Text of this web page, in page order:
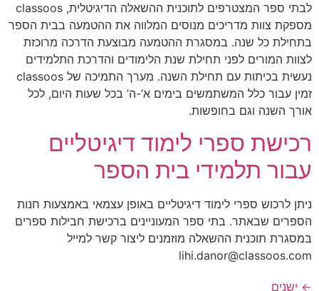
לבתי ספר המצטרפים לתוכנית ההשאלה הדיגיטלית, classoos
מספקת צוות מדריכים מנוסים המלווה את ההטמעה בבית הספר
בתחילת כל שנה. במסגרת ההטמעה מבוצעת הדרכה מרוכזת
לצוות המורים לפני תחילת שנת הלימודים והדרכת התלמידים
נעשית בכיתות עם תחילת השנה. מערך התמיכה של classoos
זמין עבור כלל המשתמשים בימים א’-ה’ בכל שעות היום, לכל
אורך השנה וגם בחופשות.
רכישת ספרי לימוד דיגיטליים
עבור תלמידי בית הספר
ניתן לרכוש ספרי לימוד דיגיטליים באופן עצמאי באמצעות חנות
הספרים שבאתר. בתי ספר המעוניינים ברכישת חבילות ספרים
במסגרת תוכנית ההשאלה מוזמנים ליצור קשר למייל
lihi.danor@classoos.com
← ישנים